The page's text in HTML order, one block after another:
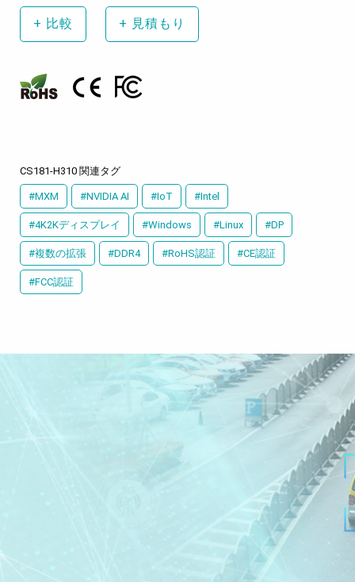
+ 比較 + 見積もり
CS181-H310 関連タグ
#MXM #NVIDIA AI #IoT #Intel
#4K2Kディスプレイ #Windows #Linux #DP
#複数の拡張 #DDR4 #RoHS認証 #CE認証
#FCC認証